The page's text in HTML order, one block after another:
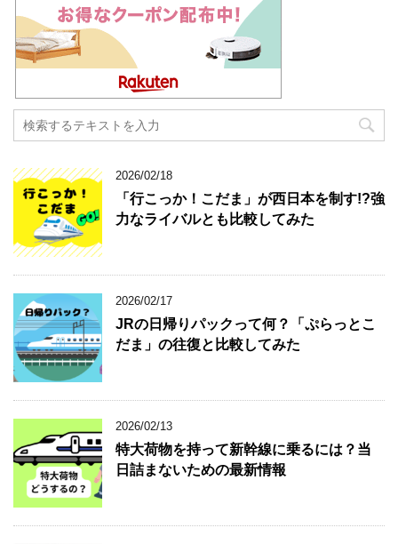
2026/02/18
「行こっか！こだま」が西日本を制す!?強
力なライバルとも比較してみた
2026/02/17
JRの日帰りパックって何？「ぷらっとこ
だま」の往復と比較してみた
2026/02/13
特大荷物を持って新幹線に乗るには？当
日詰まないための最新情報